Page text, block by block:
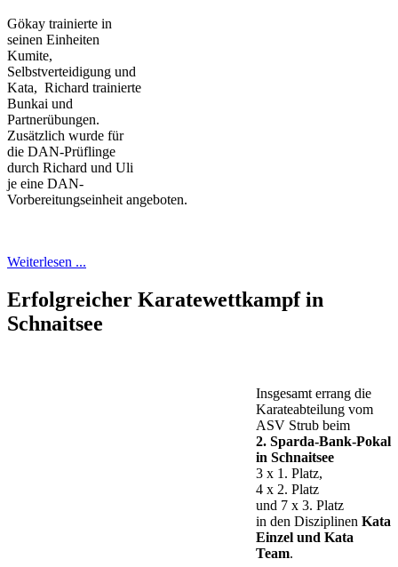
Gökay trainierte in
seinen Einheiten
Kumite,
Selbstverteidigung und
Kata, Richard trainierte
Bunkai und
Partnerübungen.
Zusätzlich wurde für
die DAN-Prüflinge
durch Richard und Uli
je eine DAN-
Vorbereitungseinheit angeboten.
Weiterlesen ...
Erfolgreicher Karatewettkampf in
Schnaitsee
Insgesamt errang die
Karateabteilung vom
ASV Strub beim
2. Sparda-Bank-Pokal
in Schnaitsee
3 x 1. Platz,
4 x 2. Platz
und 7 x 3. Platz
in den Disziplinen Kata
Einzel und Kata
Team.